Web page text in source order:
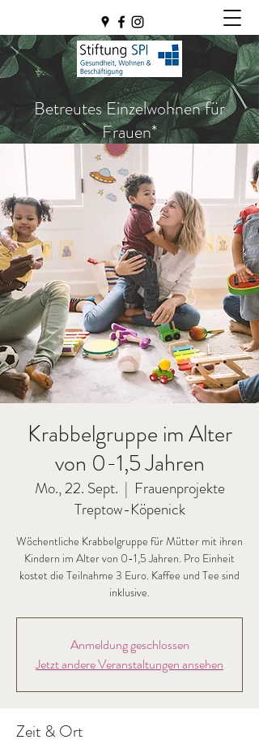
Betreutes Einzelwohnen für
Frauen*
Krabbelgruppe im Alter
von 0-1,5 Jahren
Mo., 22. Sept.
  |
Frauenprojekte
Treptow-Köpenick
Wöchentliche Krabbelgruppe für Mütter mit ihren
Kindern im Alter von 0-1,5 Jahren. Pro Einheit
kostet die Teilnahme 3 Euro. Kaffee und Tee sind
inklusive.
Anmeldung geschlossen
Jetzt andere Veranstaltungen ansehen
Zeit & Ort